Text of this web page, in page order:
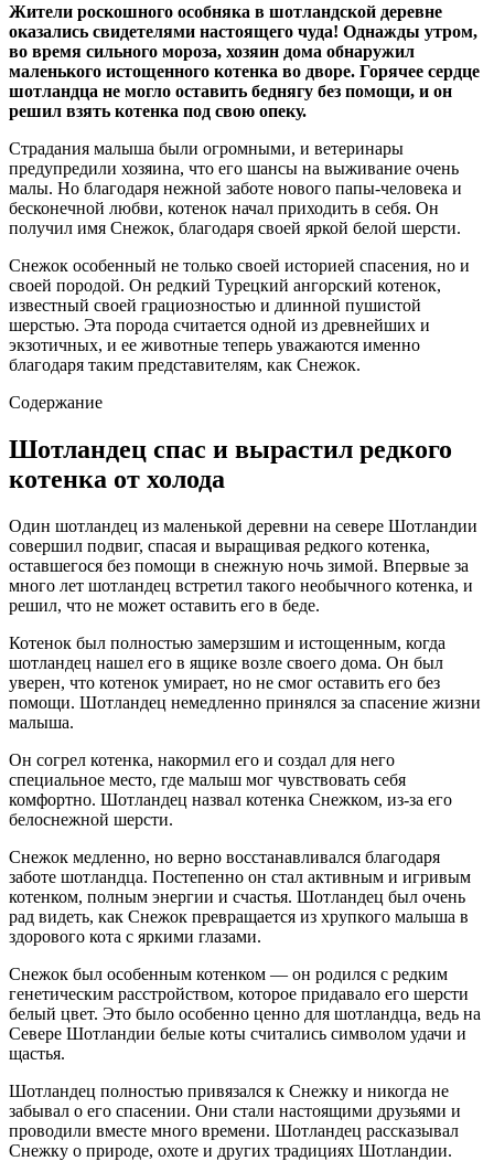
Жители роскошного особняка в шотландской деревне
оказались свидетелями настоящего чуда! Однажды утром,
во время сильного мороза, хозяин дома обнаружил
маленького истощенного котенка во дворе. Горячее сердце
шотландца не могло оставить беднягу без помощи, и он
решил взять котенка под свою опеку.
Страдания малыша были огромными, и ветеринары
предупредили хозяина, что его шансы на выживание очень
малы. Но благодаря нежной заботе нового папы-человека и
бесконечной любви, котенок начал приходить в себя. Он
получил имя Снежок, благодаря своей яркой белой шерсти.
Снежок особенный не только своей историей спасения, но и
своей породой. Он редкий Турецкий ангорский котенок,
известный своей грациозностью и длинной пушистой
шерстью. Эта порода считается одной из древнейших и
экзотичных, и ее животные теперь уважаются именно
благодаря таким представителям, как Снежок.
Содержание
Шотландец спас и вырастил редкого
котенка от холода
Один шотландец из маленькой деревни на севере Шотландии
совершил подвиг, спасая и выращивая редкого котенка,
оставшегося без помощи в снежную ночь зимой. Впервые за
много лет шотландец встретил такого необычного котенка, и
решил, что не может оставить его в беде.
Котенок был полностью замерзшим и истощенным, когда
шотландец нашел его в ящике возле своего дома. Он был
уверен, что котенок умирает, но не смог оставить его без
помощи. Шотландец немедленно принялся за спасение жизни
малыша.
Он согрел котенка, накормил его и создал для него
специальное место, где малыш мог чувствовать себя
комфортно. Шотландец назвал котенка Снежком, из-за его
белоснежной шерсти.
Снежок медленно, но верно восстанавливался благодаря
заботе шотландца. Постепенно он стал активным и игривым
котенком, полным энергии и счастья. Шотландец был очень
рад видеть, как Снежок превращается из хрупкого малыша в
здорового кота с яркими глазами.
Снежок был особенным котенком — он родился с редким
генетическим расстройством, которое придавало его шерсти
белый цвет. Это было особенно ценно для шотландца, ведь на
Севере Шотландии белые коты считались символом удачи и
щастья.
Шотландец полностью привязался к Снежку и никогда не
забывал о его спасении. Они стали настоящими друзьями и
проводили вместе много времени. Шотландец рассказывал
Снежку о природе, охоте и других традициях Шотландии.